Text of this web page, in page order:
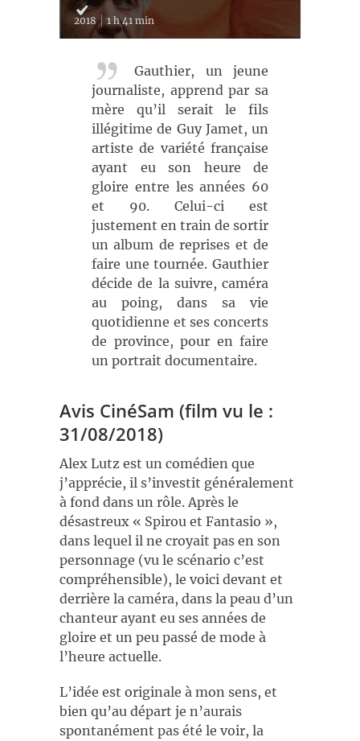
2018 1 h 41 min
Gauthier, un jeune
journaliste, apprend par sa
mère qu’il serait le fils
illégitime de Guy Jamet, un
artiste de variété française
ayant eu son heure de
gloire entre les années 60
et 90. Celui-ci est
justement en train de sortir
un album de reprises et de
faire une tournée. Gauthier
décide de la suivre, caméra
au poing, dans sa vie
quotidienne et ses concerts
de province, pour en faire
un portrait documentaire.
Avis CinéSam (film vu le :
31/08/2018)
Alex Lutz est un comédien que
j’apprécie, il s’investit généralement
à fond dans un rôle. Après le
désastreux « Spirou et Fantasio »,
dans lequel il ne croyait pas en son
personnage (vu le scénario c’est
compréhensible), le voici devant et
derrière la caméra, dans la peau d’un
chanteur ayant eu ses années de
gloire et un peu passé de mode à
l’heure actuelle.
L’idée est originale à mon sens, et
bien qu’au départ je n’aurais
spontanément pas été le voir, la